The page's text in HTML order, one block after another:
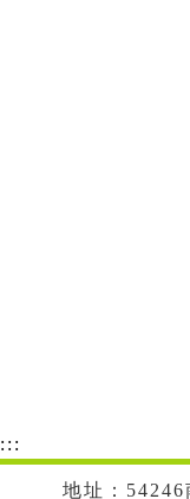
:::
地址：